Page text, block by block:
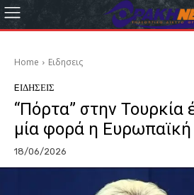
Home Eιδησεις
EΙΔΗΣΕΙΣ
“Πόρτα” στην Τουρκία
μία φορά η
18/06/2026